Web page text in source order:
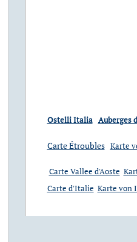
Ostelli Italia Auberges
Carte Étroubles Karte
Carte Vallee d'Aoste
Carte d'Italie Karte von